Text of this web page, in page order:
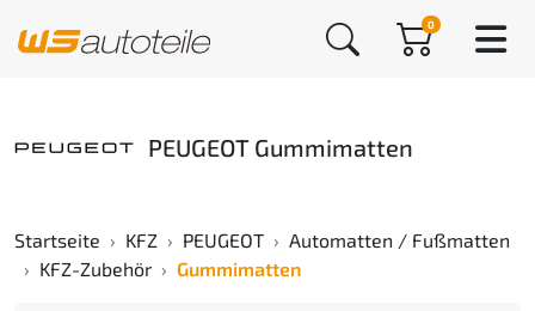
0
PEUGEOT Gummimatten
Startseite KFZ PEUGEOT
Automatten / Fußmatten
KFZ-Zubehör
Gummimatten